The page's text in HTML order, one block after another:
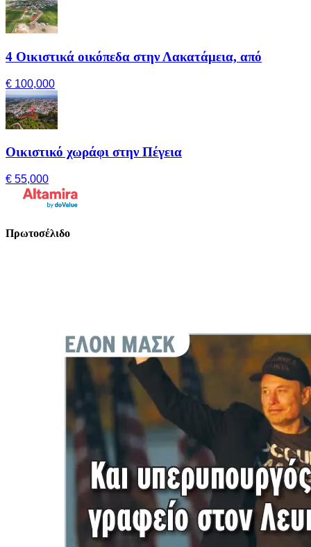
4 Οικιστικά οικόπεδα στην Λακατάμεια, από
€ 100,000
Οικιστικό χωράφι στην Πέγεια
€ 55,000
Πρωτοσέλιδο